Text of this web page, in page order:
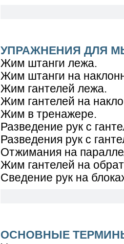
УПРАЖНЕНИЯ ДЛЯ
Жим штанги лежа.
Жим штанги на
Жим гантелей лежа.
Жим гантелей на
Жим в тренажере.
Разведение рук с
Разведения рук с
Отжимания на
Жим гантелей на
Сведение рук на
ОСНОВНЫЕ